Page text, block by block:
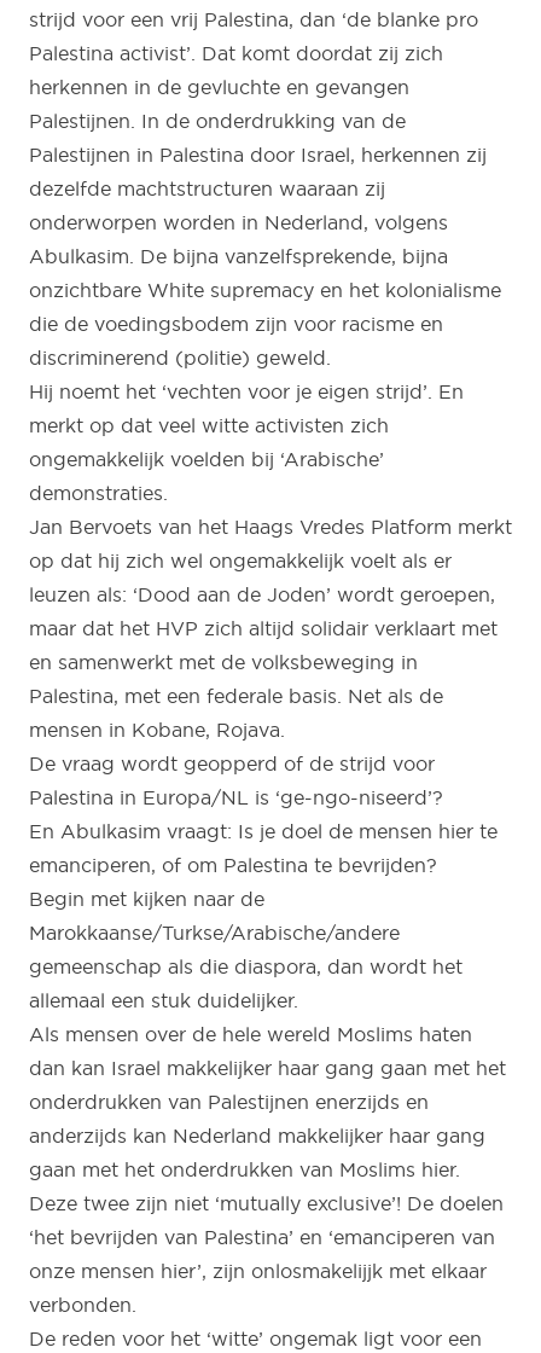
strijd voor een vrij Palestina, dan ‘de blanke pro
Palestina activist’. Dat komt doordat zij zich
herkennen in de gevluchte en gevangen
Palestijnen. In de onderdrukking van de
Palestijnen in Palestina door Israel, herkennen zij
dezelfde machtstructuren waaraan zij
onderworpen worden in Nederland, volgens
Abulkasim. De bijna vanzelfsprekende, bijna
onzichtbare White supremacy en het kolonialisme
die de voedingsbodem zijn voor racisme en
discriminerend (politie) geweld.
Hij noemt het ‘vechten voor je eigen strijd’. En
merkt op dat veel witte activisten zich
ongemakkelijk voelden bij ‘Arabische’
demonstraties.
Jan Bervoets van het Haags Vredes Platform merkt
op dat hij zich wel ongemakkelijk voelt als er
leuzen als: ‘Dood aan de Joden’ wordt geroepen,
maar dat het HVP zich altijd solidair verklaart met
en samenwerkt met de volksbeweging in
Palestina, met een federale basis. Net als de
mensen in Kobane, Rojava.
De vraag wordt geopperd of de strijd voor
Palestina in Europa/NL is ‘ge-ngo-niseerd’?
En Abulkasim vraagt: Is je doel de mensen hier te
emanciperen, of om Palestina te bevrijden?
Begin met kijken naar de
Marokkaanse/Turkse/Arabische/andere
gemeenschap als die diaspora, dan wordt het
allemaal een stuk duidelijker.
Als mensen over de hele wereld Moslims haten
dan kan Israel makkelijker haar gang gaan met het
onderdrukken van Palestijnen enerzijds en
anderzijds kan Nederland makkelijker haar gang
gaan met het onderdrukken van Moslims hier.
Deze twee zijn niet ‘mutually exclusive’! De doelen
‘het bevrijden van Palestina’ en ‘emanciperen van
onze mensen hier’, zijn onlosmakelijjk met elkaar
verbonden.
De reden voor het ‘witte’ ongemak ligt voor een